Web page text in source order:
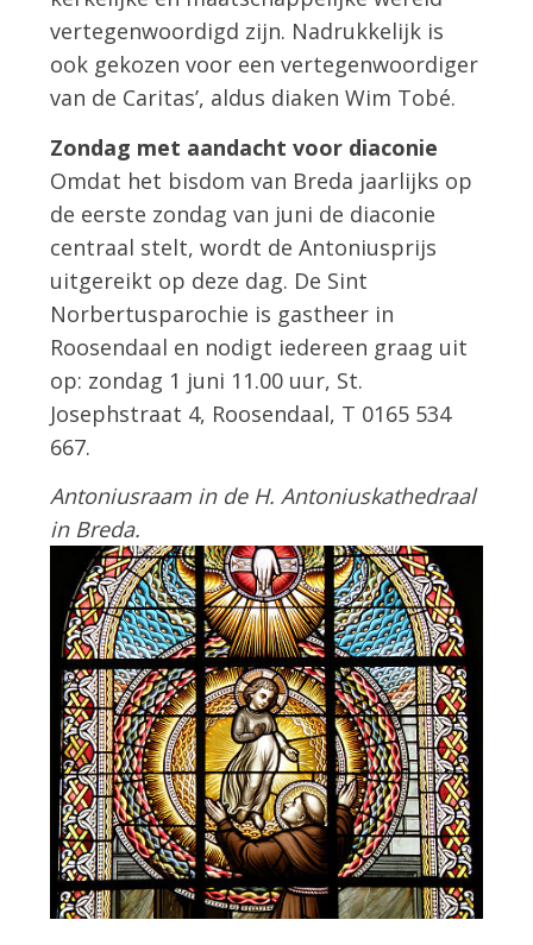
vertegenwoordigd zijn. Nadrukkelijk is
ook gekozen voor een vertegenwoordiger
van de Caritas’, aldus diaken Wim Tobé.
Zondag met aandacht voor diaconie
Omdat het bisdom van Breda jaarlijks op
de eerste zondag van juni de diaconie
centraal stelt, wordt de Antoniusprijs
uitgereikt op deze dag. De Sint
Norbertusparochie is gastheer in
Roosendaal en nodigt iedereen graag uit
op: zondag 1 juni 11.00 uur, St.
Josephstraat 4, Roosendaal, T 0165 534
667.
Antoniusraam in de H. Antoniuskathedraal
in Breda.